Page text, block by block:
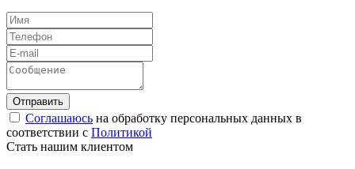
Соглашаюсь на обработку персональных данных в
соответствии с Политикой
Стать нашим клиентом